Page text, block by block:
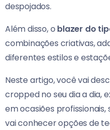
despojados.
Além disso, o blazer do
combinações criativas,
diferentes estilos e
Neste artigo, você vai
cropped no seu dia a dia,
em ocasiões profissionais,
vai conhecer opções de